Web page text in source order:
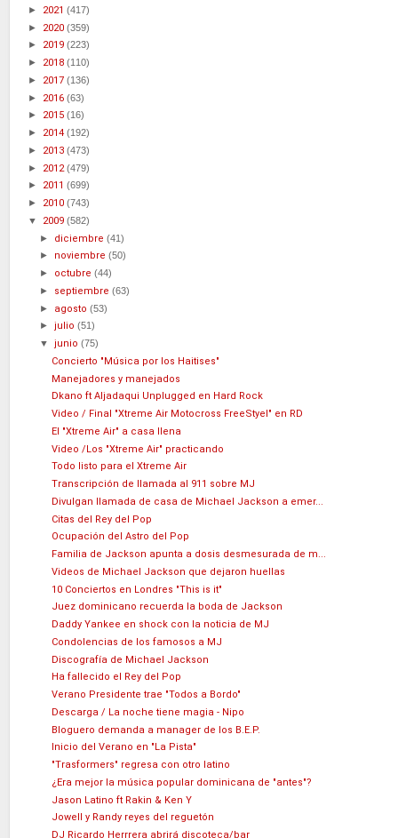
► 2021 (417)
► 2020 (359)
► 2019 (223)
► 2018 (110)
► 2017 (136)
► 2016 (63)
► 2015 (16)
► 2014 (192)
► 2013 (473)
► 2012(479)
► 2011 (699)
► 2010 (743)
▼ 2009 (582)
► diciembre(41)
► noviembre(50)
► octubre(44)
► septiembre(63)
► agosto(53)
►julio(51)
▼junio(75)
Concierto "Música por los Haitises"
Manejadores y manejados
Dkano ft Aljadaqui Unplugged en Hard Rock
Video / Final "Xtreme Air Motocross FreeStyel" en RD
El "Xtreme Air" a casa llena
Video /Los "Xtreme Air" practicando
Todo listo para el Xtreme Air
Transcripción de llamada al 911 sobre MJ
Divulgan llamada de casa de Michael Jackson a emer...
Citas del Rey del Pop
Ocupación del Astro del Pop
Familia de Jackson apunta a dosis desmesurada de m...
Videos de Michael Jackson que dejaron huellas
10 Conciertos en Londres "This is it"
Juez dominicano recuerda la boda de Jackson
Daddy Yankee en shock con la noticia de MJ
Condolencias de los famosos a MJ
Discografía de Michael Jackson
Ha fallecido el Rey del Pop
Verano Presidente trae "Todos a Bordo"
Descarga / La noche tiene magia - Nipo
Bloguero demanda a manager de los B.E.P.
Inicio del Verano en "La Pista"
"Trasformers" regresa con otro latino
¿Era mejor la música popular dominicana de "antes"?
Jason Latino ft Rakin & Ken Y
Jowell y Randy reyes del reguetón
DJ Ricardo Herrrera abrirá discoteca/bar